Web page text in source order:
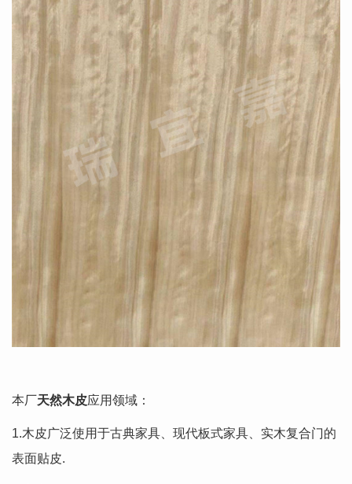
本厂天然木皮应用领域：
1.木皮广泛使用于古典家具、现代板式家具、实木复合门的
表面贴皮.